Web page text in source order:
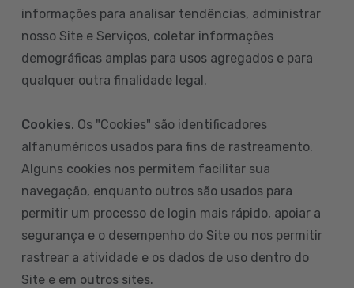
informações para analisar tendências, administrar
nosso Site e Serviços, coletar informações
demográficas amplas para usos agregados e para
qualquer outra finalidade legal.
Cookies. Os "Cookies" são identificadores
alfanuméricos usados para fins de rastreamento.
Alguns cookies nos permitem facilitar sua
navegação, enquanto outros são usados para
permitir um processo de login mais rápido, apoiar a
segurança e o desempenho do Site ou nos permitir
rastrear a atividade e os dados de uso dentro do
Site e em outros sites.